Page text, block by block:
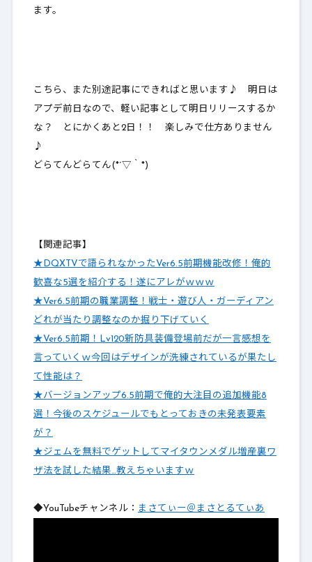
ます。
こちら、また別途記事にできればと思います♪ 明日は
アプデ前日なので、軽い記事として明日リリースするか
な？ とにかくあと2日！！ 楽しみで仕方ありません
♪
どらてんどらてん(*´▽｀*)
【関連記事】
★DQXTVで語られなかったVer6.5前期機能改修！俺的
歓喜な5選を紹介する！遂にアレがｗｗｗ
★Ver6.5前期の職業調整！戦士・遊び人・ガーディアン
どれが当たり調整なのか掘り下げていく
★Ver6.5前期！Lv120新防具装備登場前だが一言感想を
言っていくｗ今回はデザインが洗練されているが果たし
て性能は？
★バージョンアップ6.5前期で俺的大注目の追加機能8
選！今後のスケジュールでもとっておきの未発表要素
が？
★ジェムを無料でゲットしてマイタウンメダル増産裏ワ
ザ法を試した結果…教えちゃいますｗ
◆YouTubeチャンネル： まさてぃー＠まさとるてぃあ